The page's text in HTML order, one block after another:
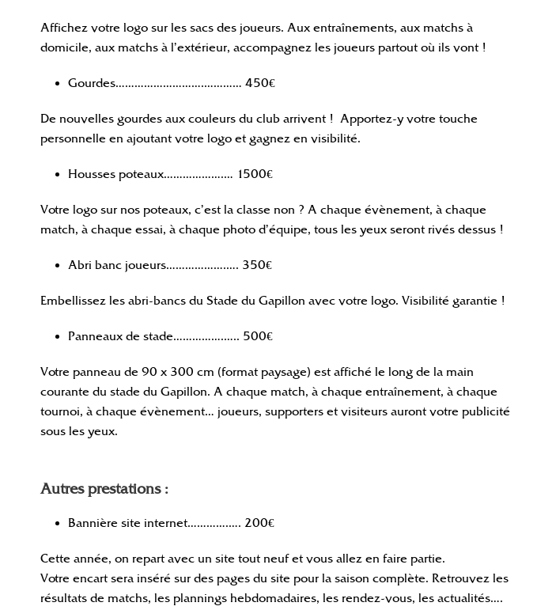
Affichez votre logo sur les sacs des joueurs. Aux entraînements, aux matchs à
domicile, aux matchs à l’extérieur, accompagnez les joueurs partout où ils vont !
Gourdes……………………….………… 450€
De nouvelles gourdes aux couleurs du club arrivent ! Apportez-y votre touche
personnelle en ajoutant votre logo et gagnez en visibilité.
Housses poteaux……………….… 1500€
Votre logo sur nos poteaux, c’est la classe non ? A chaque évènement, à chaque
match, à chaque essai, à chaque photo d’équipe, tous les yeux seront rivés dessus !
Abri banc joueurs……………….…. 350€
Embellissez les abri-bancs du Stade du Gapillon avec votre logo. Visibilité garantie !
Panneaux de stade…………….….. 500€
Votre panneau de 90 x 300 cm (format paysage) est affiché le long de la main
courante du stade du Gapillon. A chaque match, à chaque entraînement, à chaque
tournoi, à chaque évènement… joueurs, supporters et visiteurs auront votre publicité
sous les yeux.
Autres prestations :
Bannière site internet………….…. 200€
Cette année, on repart avec un site tout neuf et vous allez en faire partie.
Votre encart sera inséré sur des pages du site pour la saison complète. Retrouvez les
résultats de matchs, les plannings hebdomadaires, les rendez-vous, les actualités….